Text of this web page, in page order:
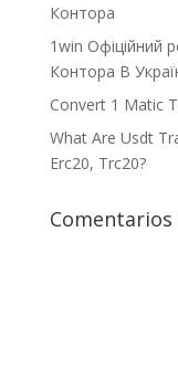
Контора
1win Офіційний
Контора В
Convert 1 Matic
What Are Usdt
Erc20, Trc20?